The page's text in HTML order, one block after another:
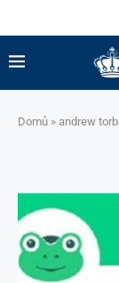
Domů » andrew